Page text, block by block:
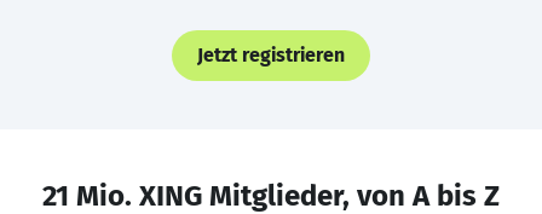
Jetzt registrieren
21 Mio. XING Mitglieder, von A bis Z